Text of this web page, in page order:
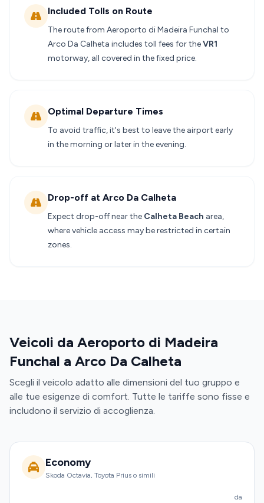
Included Tolls on Route
The route from Aeroporto di Madeira Funchal to
Arco Da Calheta includes toll fees for theVR1
motorway, all covered in the fixed price.
Optimal Departure Times
To avoid traffic, it's best to leave the airport early
in the morning or later in the evening.
Drop-off at Arco Da Calheta
Expect drop-off near the Calheta Beach area,
where vehicle access may be restricted in certain
zones.
Veicoli da Aeroporto di Madeira
Funchal a Arco Da Calheta
Scegli il veicolo adatto alle dimensioni del tuo gruppo e
alle tue esigenze di comfort. Tutte le tariffe sono fisse e
includono il servizio di accoglienza.
Economy
Skoda Octavia, Toyota Prius o simili
da